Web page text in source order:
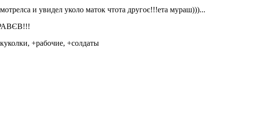
и увидел уколо маток чтота другоє!!!ета мураш)))...
+рабочие, +солдаты